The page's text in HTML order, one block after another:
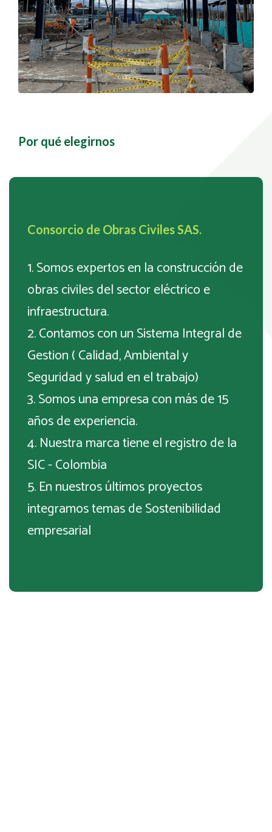
Por qué elegirnos
Consorcio de Obras Civiles SAS.
1. Somos expertos en la construcción de
obras civiles del sector eléctrico e
infraestructura.
2. Contamos con un Sistema Integral de
Gestion ( Calidad, Ambiental y
Seguridad y salud en el trabajo)
3. Somos una empresa con más de 15
años de experiencia.
4. Nuestra marca tiene el registro de la
SIC - Colombia
5. En nuestros últimos proyectos
integramos temas de Sostenibilidad
empresarial